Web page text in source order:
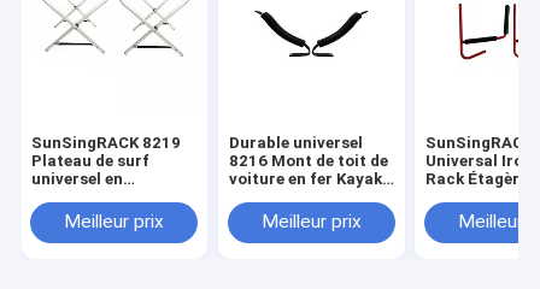
SunSingRACK 8219
Plateau de surf
universel en
de toit de voiture en
PU solide
Meilleur prix
Durable universel
8216 Mont de toit de
voiture en fer Kayak
de haute
performance 4x4
Meilleur prix
SunSingRACK
Universal Iron
Rack Étagère
pratique
pour 4
Meilleur